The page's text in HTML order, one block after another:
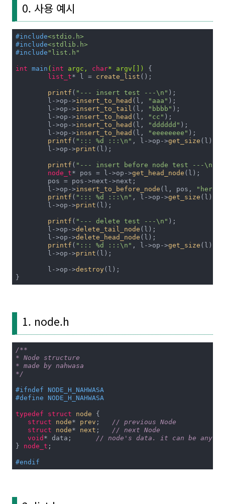
0. 사용 예시
#include<stdio.h>
#include<stdlib.h>
#include "list.h"
int main ( int argc, char* argv[])
{
list_t* l = create_list ();
printf ( "--- insert test ---\n" );
	l->op->
insert_to_head (l, "aaa" );
	l->op->
insert_to_tail (l, "bbbb" );
	l->op->
insert_to_head (l, "cc" );
	l->op->
insert_to_head (l, "dddddd" );
	l->op->
insert_to_head (l, "eeeeeeee" );
printf ( "::: %d :::\n" , l->op->get_size (l));
	l->op->
print (l);
printf ( "--- insert before node test ---\n"
node_t* pos = l->op->get_head_node (l);
	l->op->
insert_to_before_node (l, pos, "here"
printf ( "::: %d :::\n" , l->op->get_size (l));
	l->op->
print (l);
printf ( "--- delete test ---\n" );
	l->op->
delete_tail_node (l);
	l->op->
delete_head_node (l);
printf ( "::: %d :::\n" , l->op->get_size (l));
	l->op->
print (l);
	l->op->
destroy(l);
}
1. node.h
/**
* Node structure
* made by nahwasa
*/
#ifndef NODE_H_NAHWASA
#define NODE_H_NAHWASA
typedef struct node {
struct
node* prev ;
// previous Node
struct
node* next ;
// next Node
void * data;
// node's data. it can be any
} node_t ;
#endif